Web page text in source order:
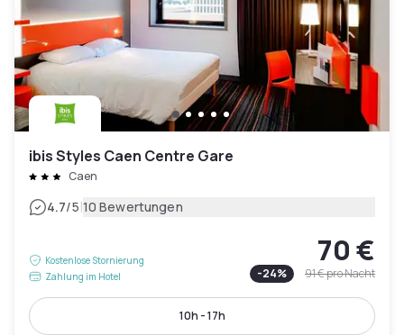
ibis Styles Caen Centre Gare
Caen
4.7/5|10 Bewertungen
Kostenlose Stornierung
Zahlung im Hotel
70 €
-24% 91 €pro Nacht
10h - 17h